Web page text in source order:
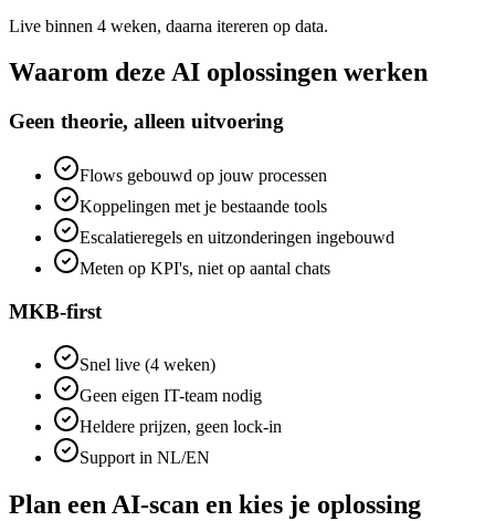
Live binnen 4 weken, daarna itereren op data.
Waarom deze AI oplossingen werken
Geen theorie, alleen uitvoering
Flows gebouwd op jouw processen
Koppelingen met je bestaande tools
Escalatieregels en uitzonderingen ingebouwd
Meten op KPI's, niet op aantal chats
MKB-first
Snel live (4 weken)
Geen eigen IT-team nodig
Heldere prijzen, geen lock-in
Support in NL/EN
Plan een AI-scan en kies je oplossing